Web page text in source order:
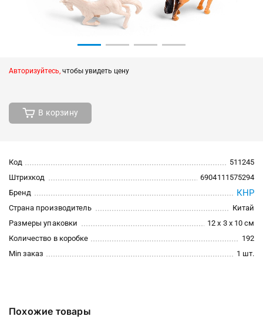
Авторизуйтесь, чтобы увидеть цену
В корзину
Код
511245
Штрихкод
6904111575294
Бренд
КНР
Страна производитель
Китай
Размеры упаковки
12 x 3 x 10 см
Количество в коробке
192
Min заказ
1 шт.
Похожие товары